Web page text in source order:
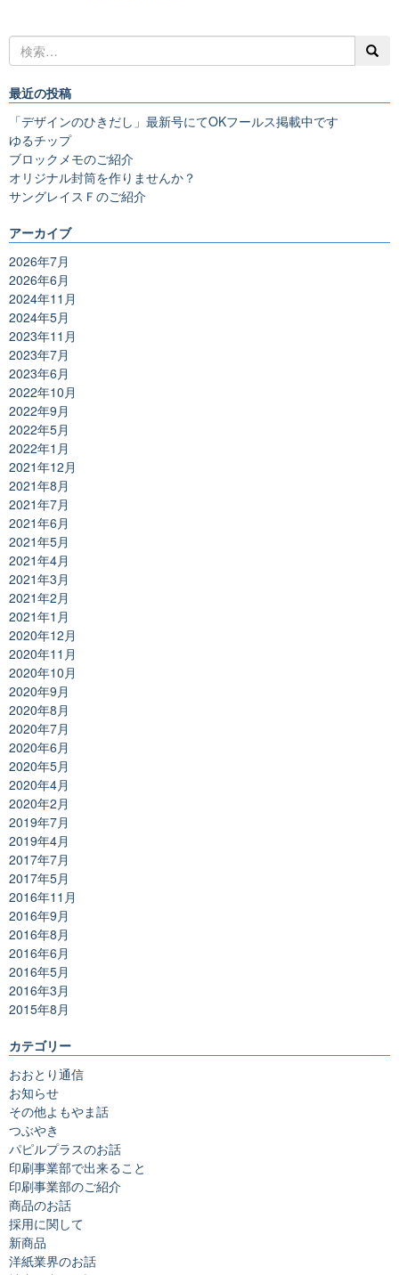
最近の投稿
「デザインのひきだし」最新号にてOKフールス掲載中です
ゆるチップ
ブロックメモのご紹介
オリジナル封筒を作りませんか？
サングレイスＦのご紹介
アーカイブ
2026年7月
2026年6月
2024年11月
2024年5月
2023年11月
2023年7月
2023年6月
2022年10月
2022年9月
2022年5月
2022年1月
2021年12月
2021年8月
2021年7月
2021年6月
2021年5月
2021年4月
2021年3月
2021年2月
2021年1月
2020年12月
2020年11月
2020年10月
2020年9月
2020年8月
2020年7月
2020年6月
2020年5月
2020年4月
2020年2月
2019年7月
2019年4月
2017年7月
2017年5月
2016年11月
2016年9月
2016年8月
2016年6月
2016年5月
2016年3月
2015年8月
カテゴリー
おおとり通信
お知らせ
その他よもやま話
つぶやき
パピルプラスのお話
印刷事業部で出来ること
印刷事業部のご紹介
商品のお話
採用に関して
新商品
洋紙業界のお話